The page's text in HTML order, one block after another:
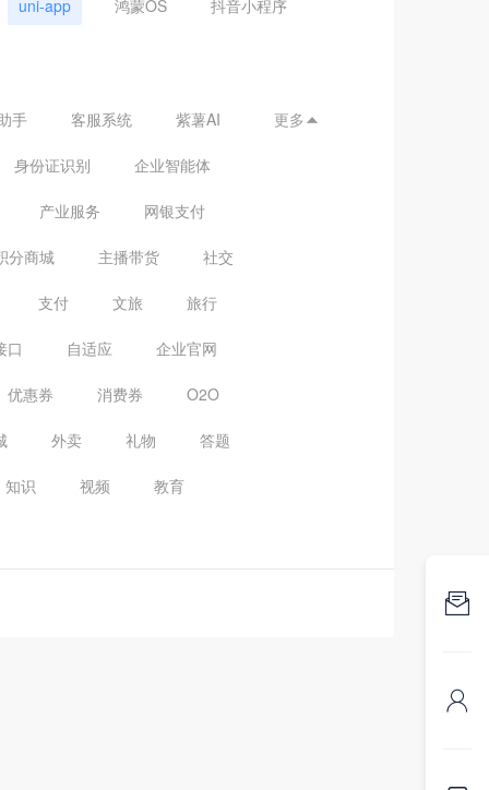
uni-app 鸿蒙OS 抖音小程序
手 客服系统 紫薯AI
身份证识别 企业智能体
产业服务 网银支付
分商城 主播带货 社交
支付 文旅 旅行
口 自适应 企业官网
优惠券 消费券 O2O
外卖 礼物 答题
知识 视频 教育
更多 

